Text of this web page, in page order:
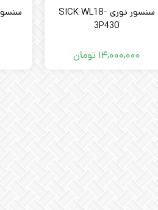
سنسور نوری SICK WL18-
3P430
۱۴,۰۰۰,۰۰۰ تومان